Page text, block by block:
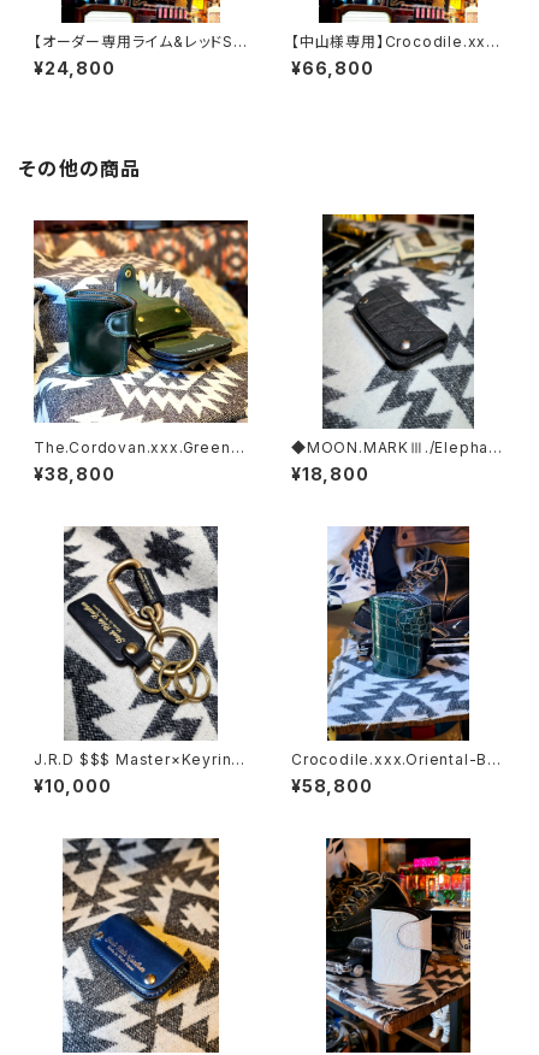
【オーダー専用ライム&レッドSS
W
¥24,800
【中山様専用】Crocodile.xxx.
Edition// JACK.RIDE.SSW
¥66,800
その他の商品
The.Cordovan.xxx.Green.E
dition// JACK.RIDE.SSW
¥38,800
◆MOON.MARKⅢ./Elephan
t. Coin Case.xxx. Black.Edi
tion
¥18,800
J.R.D $$$ Master×Keyring
B&G $$$
¥10,000
Crocodile.xxx.Oriental-Blu
e.Edition// JACK.RIDE.SSW
¥58,800